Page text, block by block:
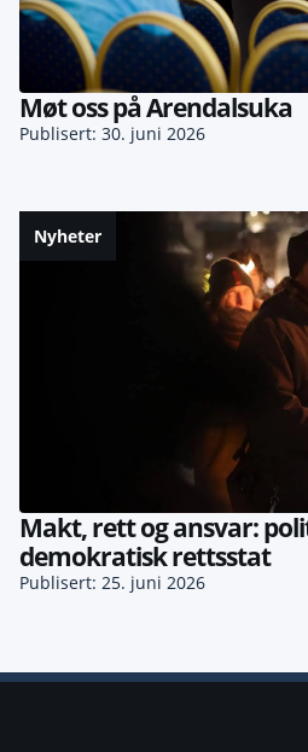
Møt oss på Arendalsuka
Publisert: 30. juni 2026
Nyheter
Makt, rett og ansvar:
demokratisk rettsstat
Publisert: 25. juni 2026